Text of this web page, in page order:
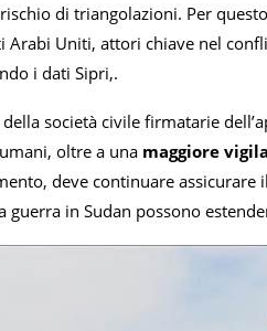
di triangolazioni. Per
Arabi Uniti, attori chiave nel
i dati Sipri,.
della società civile firmatarie
oltre a una maggiore
deve continuare
guerra in Sudan possono